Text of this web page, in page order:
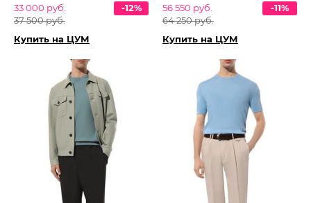
33 000 руб.
37 500 руб.
-12%
Купить на ЦУМ
56 550 руб.
64 250 руб.
-11%
Купить на ЦУМ